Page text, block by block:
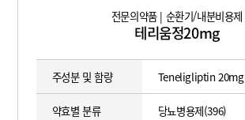
전문의약품 | 순환기/내분비용제
테리움정20mg
주성분 및 함량 Teneligliptin 20mg
약효별 분류 당뇨병용제(396)